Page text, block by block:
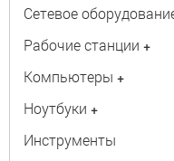
Сетевое
Рабочие станции +
Компьютеры +
Ноутбуки +
Инструменты